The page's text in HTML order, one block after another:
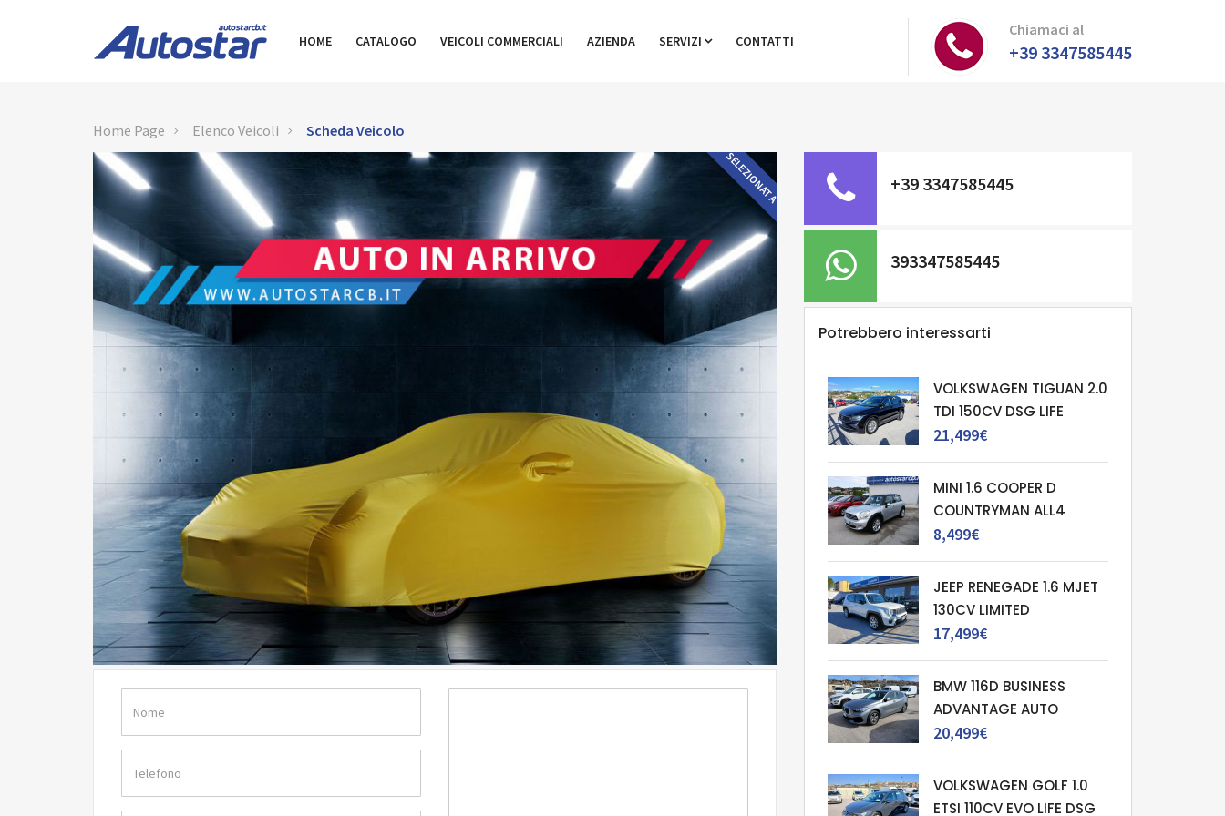
HOME CATALOGO VEICOLI COMMERCIALI AZIENDA SERVIZI CONTATTI
Chiamaci al
+39 3347585445
Home Page Elenco Veicoli Scheda Veicolo
SELEZIONATA +39 3347585445
393347585445
Potrebbero interessarti
VOLKSWAGEN TIGUAN 2.0
TDI 150CV DSG LIFE
21,499€
MINI 1.6 COOPER D
COUNTRYMAN ALL4
8,499€
JEEP RENEGADE 1.6 MJET
130CV LIMITED
17,499€
BMW 116D BUSINESS
ADVANTAGE AUTO
20,499€
VOLKSWAGEN GOLF 1.0
ETSI 110CV EVO LIFE DSG